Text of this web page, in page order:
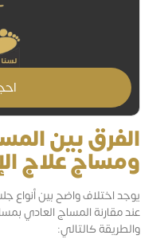
الفرق بين
ومساج علاج
يوجد اختلاف واضح بين أنواع
عند مقارنة المساج العادي
والطريقة كالتالي: